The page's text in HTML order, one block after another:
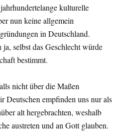
kulturelle
nun keine allgemein
in Deutschland.
selbst das Geschlecht würde
bestimmt.
nicht über die Maßen
Deutschen empfinden uns nur als
alt hergebrachten, weshalb
austreten und an Gott glauben.